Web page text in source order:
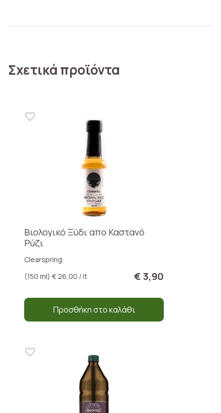
Σχετικά προϊόντα
Βιολογικό Ξύδι απο Καστανό
Ρύζι
Clearspring
(150 ml) € 26,00 / lt
€ 3,90
Προσθήκη στο καλάθι